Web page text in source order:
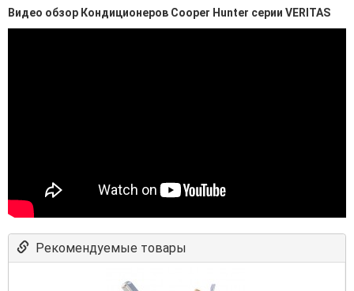
Видео обзор Кондиционеров Cooper Hunter серии VERITAS
Рекомендуемые товары